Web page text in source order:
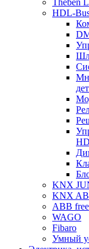
HDL-
KNX
KNX
ABB
WAGO
Fibaro
Умный